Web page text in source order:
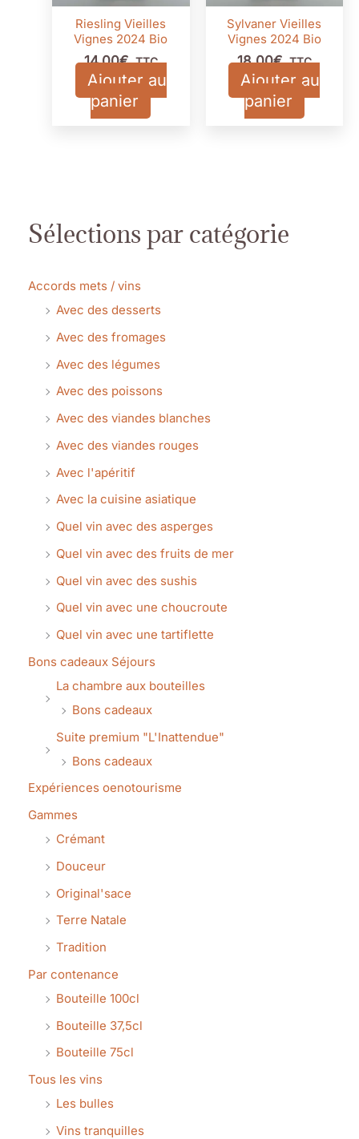
Sélections par catégorie
Accords mets / vins
Avec des desserts
Avec des fromages
Avec des légumes
Avec des poissons
Avec des viandes blanches
Avec des viandes rouges
Avec l'apéritif
Avec la cuisine asiatique
Quel vin avec des asperges
Quel vin avec des fruits de mer
Quel vin avec des sushis
Quel vin avec une choucroute
Quel vin avec une tartiflette
Bons cadeaux Séjours
La chambre aux bouteilles
Bons cadeaux
Suite premium "L'Inattendue"
Bons cadeaux
Expériences oenotourisme
Gammes
Crémant
Douceur
Original'sace
Terre Natale
Tradition
Par contenance
Bouteille 100cl
Bouteille 37,5cl
Bouteille 75cl
Tous les vins
Les bulles
Vins tranquilles
Riesling Vieilles
Vignes 2024 Bio
14,00€ TTC
Ajouter au
panier
Sylvaner Vieilles
Vignes 2024 Bio
18,00€ TTC
Ajouter au
panier